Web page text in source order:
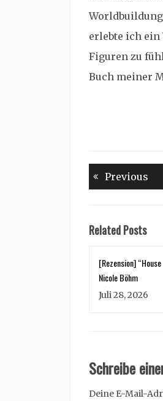
erlebte ich ein
Figuren zu
Buch meiner
Previous
Related Posts
[Rezension]
Nicole Böhm
Juli 28, 2026
Schreibe
Deine E-Mail-